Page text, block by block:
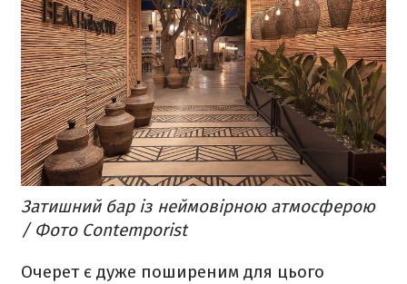
Затишний бар із неймовірною атмосферою
/ Фото Сontemporist
Очерет є дуже поширеним для цього